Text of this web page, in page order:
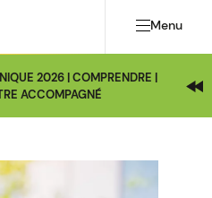
Menu
2026 | COMPRENDRE |
ACCOMPAGNÉ